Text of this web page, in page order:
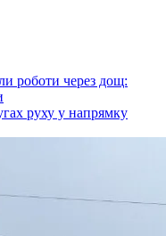
роботи через дощ:
руху у напрямку